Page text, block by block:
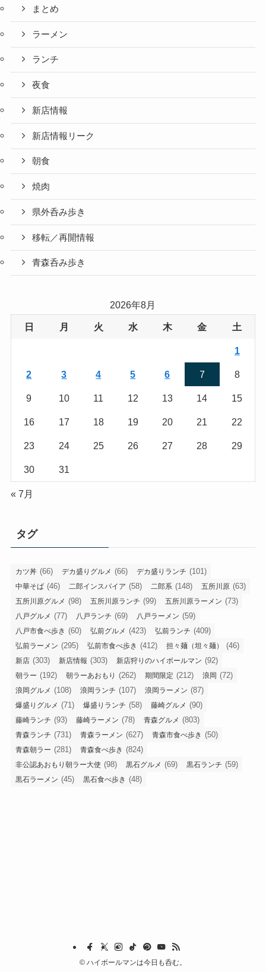
まとめ
ラーメン
ランチ
夜食
新店情報
新店情報リーク
朝食
焼肉
県外呑み歩き
移転／再開情報
青森呑み歩き
2026年8月
日 月 火 水 木 金 土
1
2 3 4 5 6 7 8
9 10 11 12 13 14 15
16 17 18 19 20 21 22
23 24 25 26 27 28 29
30 31
« 7月
タグ
カツ丼 (66) デカ盛りグルメ (66) デカ盛りランチ (101)
中華そば (46) 二郎インスパイア (58) 二郎系 (148) 五所川原 (63)
五所川原グルメ (98) 五所川原ランチ (99) 五所川原ラーメン (73)
八戸グルメ (77) 八戸ランチ (69) 八戸ラーメン (59)
八戸市食べ歩き (60) 弘前グルメ (423) 弘前ランチ (409)
弘前ラーメン (295) 弘前市食べ歩き (412) 担々麺（坦々麺） (46)
新店 (303) 新店情報 (303) 新店狩りのハイボールマン (92)
朝ラー (192) 朝ラーあおもり (262) 期間限定 (212) 浪岡 (72)
浪岡グルメ (108) 浪岡ランチ (107) 浪岡ラーメン (87)
爆盛りグルメ (71) 爆盛りランチ (58) 藤崎グルメ (90)
藤崎ランチ (93) 藤崎ラーメン (78) 青森グルメ (803)
青森ランチ (731) 青森ラーメン (627) 青森市食べ歩き (50)
青森朝ラー (281) 青森食べ歩き (824)
非公認あおもり朝ラー大使 (98) 黒石グルメ (69) 黒石ランチ (59)
黒石ラーメン (45) 黒石食べ歩き (48)
© ハイボールマンは今日も呑む。